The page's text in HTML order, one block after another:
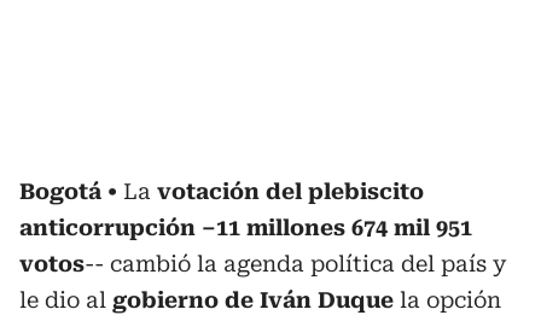
Bogotá La votación del plebiscito
anticorrupción –11 millones 674 mil 951
votos-- cambió la agenda política del país y
le dio al gobierno de Iván Duque la opción